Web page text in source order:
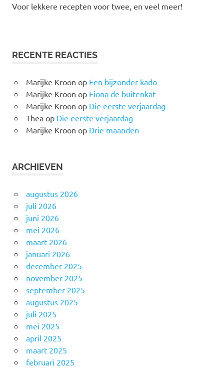
Voor lekkere recepten voor twee, en veel meer!
RECENTE REACTIES
Marijke Kroon op Een bijzonder kado
Marijke Kroon op Fiona de buitenkat
Marijke Kroon op Die eerste verjaardag
Theaop Die eerste verjaardag
Marijke Kroon op Drie maanden
ARCHIEVEN
augustus 2026
juli 2026
juni 2026
mei 2026
maart 2026
januari 2026
december 2025
november 2025
september 2025
augustus 2025
juli 2025
mei 2025
april 2025
maart 2025
februari 2025